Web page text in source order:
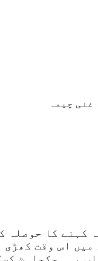
چیمہ
کہنے کا حوصلہ
اس وقت